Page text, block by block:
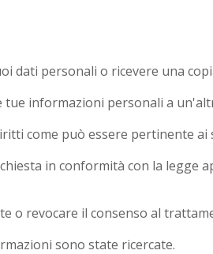
dati personali o ricevere una
informazioni personali a
come può essere pertinente ai
in conformità con la legge
o revocare il consenso al
sono state ricercate.